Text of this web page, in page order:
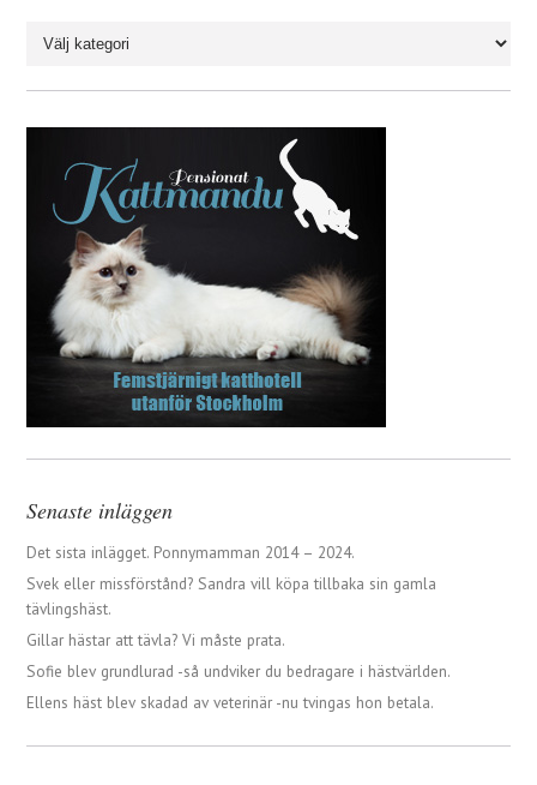
Senaste inläggen
Det sista inlägget. Ponnymamman 2014 – 2024.
Svek eller missförstånd? Sandra vill köpa tillbaka sin gamla
tävlingshäst.
Gillar hästar att tävla? Vi måste prata.
Sofie blev grundlurad -så undviker du bedragare i hästvärlden.
Ellens häst blev skadad av veterinär -nu tvingas hon betala.